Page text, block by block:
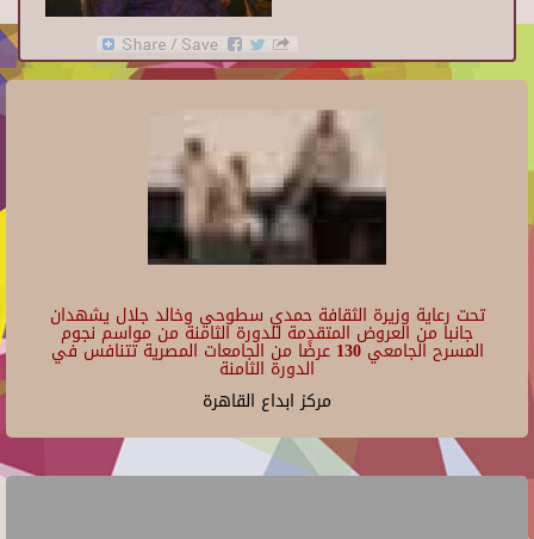
تحت رعاية وزيرة الثقافة حمدي سطوحي وخالد جلال يشهدان
جانبا من العروض المتقدمة للدورة الثامنة من مواسم نجوم
المسرح الجامعي 130 عرضًا من الجامعات المصرية تتنافس في
الدورة الثامنة
مركز ابداع القاهرة